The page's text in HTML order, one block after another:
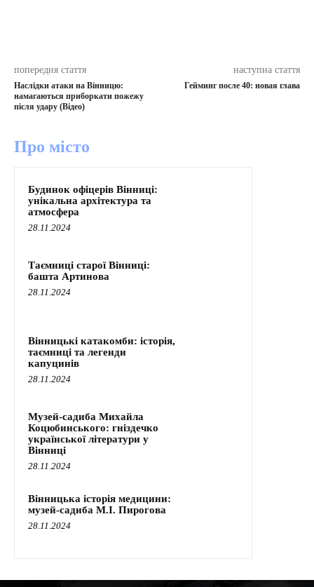
попередня стаття
Наслідки атаки на Вінницю:
намагаються приборкати пожежу
після удару (Відео)
наступна стаття
Гейминг после 40: новая глава
Про місто
Будинок офіцерів Вінниці:
унікальна архітектура та
атмосфера
28.11.2024
Таємниці старої Вінниці:
башта Артинова
28.11.2024
Вінницькі катакомби: історія,
таємниці та легенди
капуцинів
28.11.2024
Музей-садиба Михайла
Коцюбинського: гніздечко
української літератури у
Вінниці
28.11.2024
Вінницька історія медицини:
музей-садиба М.І. Пирогова
28.11.2024